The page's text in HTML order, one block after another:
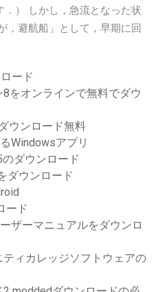
） しかし，急流となった状
，避航船」として，早期に回
ード
をオンラインで無料でダウ
ウンロード無料
Windowsアプリ
ダウンロード
ダウンロード
ード
ザーマニュアルをダウンロ
ィカレッジソフトウェアの